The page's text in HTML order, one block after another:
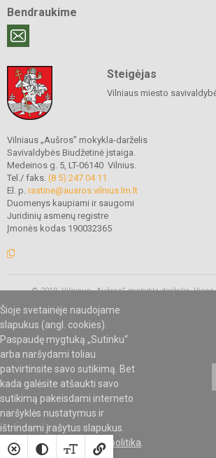
Šioje svetainėje naudojame
slapukus (angl. cookies).
Paspaudę mygtuką „Sutinku“
arba naršydami toliau
patvirtinsite savo sutikimą. Bet
kada galėsite atšaukti savo
sutikimą pakeisdami interneto
naršyklės nustatymus ir
ištrindami įrašytus slapukus.
Susipažinkite suslapukų politika
Bendraukime
Steigėjas
Vilniaus miesto
Vilniaus „Aušros” mokykla-darželis
Savivaldybės Biudžetinė įstaiga.
Medeinos g. 5, LT-06140 Vilnius.
Tel./ faks. (8 5) 247 04 11
El. p. rastine@ausros.vilnius.lm.lt
Duomenys kaupiami ir saugomi
Juridinių asmenų registre
Įmonės kodas 190032365
© 2019. Vilniaus „Aušros” mokykla-darželis.
SVETAINESMOKYKLOMS.LT